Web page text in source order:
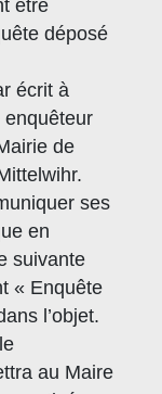
être
déposé
écrit à
enquêteur
de
ses
en
suivante
« Enquête
l’objet.
au Maire